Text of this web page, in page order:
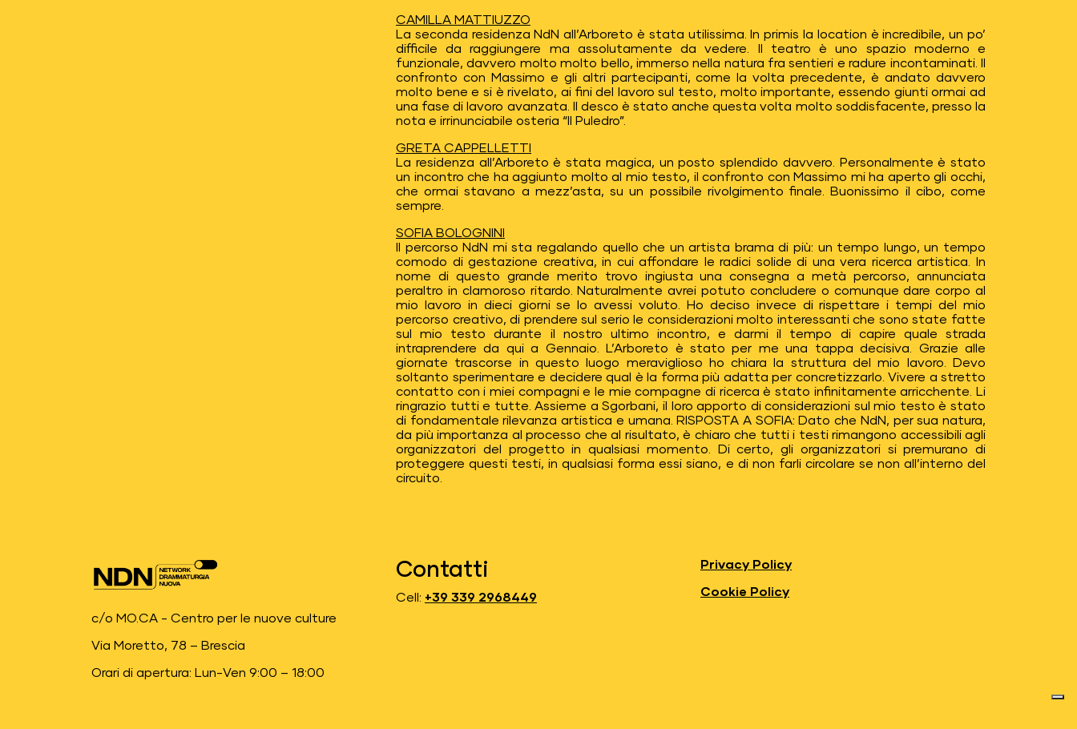
CAMILLA MATTIUZZO
La seconda residenza NdN all’Arboreto è stata utilissima. In primis la location è incredibile, un po’
difficile da raggiungere ma assolutamente da vedere. Il teatro è uno spazio moderno e
funzionale, davvero molto molto bello, immerso nella natura fra sentieri e radure incontaminati. Il
confronto con Massimo e gli altri partecipanti, come la volta precedente, è andato davvero
molto bene e si è rivelato, ai fini del lavoro sul testo, molto importante, essendo giunti ormai ad
una fase di lavoro avanzata. Il desco è stato anche questa volta molto soddisfacente, presso la
nota e irrinunciabile osteria “Il Puledro”.
GRETA CAPPELLETTI
La residenza all’Arboreto è stata magica, un posto splendido davvero. Personalmente è stato
un incontro che ha aggiunto molto al mio testo, il confronto con Massimo mi ha aperto gli occhi,
che ormai stavano a mezz’asta, su un possibile rivolgimento finale. Buonissimo il cibo, come
sempre.
SOFIA BOLOGNINI
Il percorso NdN mi sta regalando quello che un artista brama di più: un tempo lungo, un tempo
comodo di gestazione creativa, in cui affondare le radici solide di una vera ricerca artistica. In
nome di questo grande merito trovo ingiusta una consegna a metà percorso, annunciata
peraltro in clamoroso ritardo. Naturalmente avrei potuto concludere o comunque dare corpo al
mio lavoro in dieci giorni se lo avessi voluto. Ho deciso invece di rispettare i tempi del mio
percorso creativo, di prendere sul serio le considerazioni molto interessanti che sono state fatte
sul mio testo durante il nostro ultimo incontro, e darmi il tempo di capire quale strada
intraprendere da qui a Gennaio. L’Arboreto è stato per me una tappa decisiva. Grazie alle
giornate trascorse in questo luogo meraviglioso ho chiara la struttura del mio lavoro. Devo
soltanto sperimentare e decidere qual è la forma più adatta per concretizzarlo. Vivere a stretto
contatto con i miei compagni e le mie compagne di ricerca è stato infinitamente arricchente. Li
ringrazio tutti e tutte. Assieme a Sgorbani, il loro apporto di considerazioni sul mio testo è stato
di fondamentale rilevanza artistica e umana. RISPOSTA A SOFIA: Dato che NdN, per sua natura,
da più importanza al processo che al risultato, è chiaro che tutti i testi rimangono accessibili agli
organizzatori del progetto in qualsiasi momento. Di certo, gli organizzatori si premurano di
proteggere questi testi, in qualsiasi forma essi siano, e di non farli circolare se non all’interno del
circuito.
c/o MO.CA - Centro per le nuove culture
Via Moretto, 78 – Brescia
Orari di apertura: Lun-Ven 9:00 – 18:00
Contatti
Cell: +39 339 2968449
Privacy Policy
Cookie Policy